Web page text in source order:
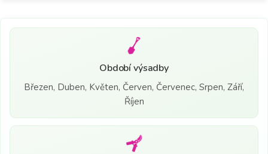
Období výsadby
Březen, Duben, Květen, Červen, Červenec, Srpen, Září,
Říjen